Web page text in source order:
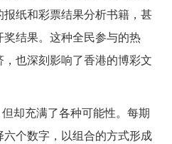
纸和彩票结果分析书籍，甚
结果。这种全民参与的热
也深刻影响了香港的博彩文
充满了各种可能性。每期
个数字，以组合的方式形成